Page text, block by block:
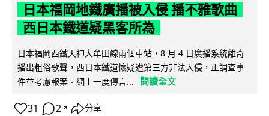
日本福岡地鐵廣播被入侵 播不雅歌曲
西日本鐵道疑黑客所為
日本福岡西鐵天神大牟田線兩個車站，8 月 4 日廣播系統離奇
播出粗俗歌聲，西日本鐵道懷疑遭第三方非法入侵，正調查事
件並考慮報案。網上一度傳言...
閱讀全文
31 2 ↗ 分享